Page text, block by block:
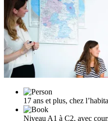
17 ans et plus, chez
Niveau A1 à C2, avec